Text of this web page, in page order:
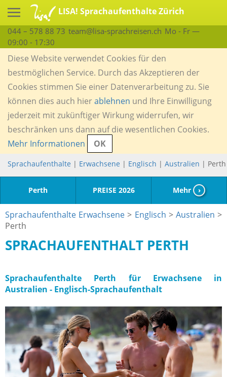
LISA! Sprachaufenthalte Zürich
044 – 578 88 73 team@lisa-sprachreisen.ch Mo - Fr —
09:00 - 17:30
Diese Website verwendet Cookies für den
bestmöglichen Service. Durch das Akzeptieren der
Cookies stimmen Sie einer Datenverarbeitung zu. Sie
können dies auch hierablehnen und Ihre Einwilligung
jederzeit mit zukünftiger Wirkung widerrufen, wir
beschränken uns dann auf die wesentlichen Cookies.
Mehr Informationen
OK
Sprachaufenthalte | Erwachsene | Englisch | Australien | Perth
Perth PREISE 2026 Mehr ›
Sprachaufenthalte Erwachsene > Englisch > Australien >
Perth
SPRACHAUFENTHALT PERTH
Sprachaufenthalte Perth für Erwachsene in
Australien - Englisch-Sprachaufenthalt